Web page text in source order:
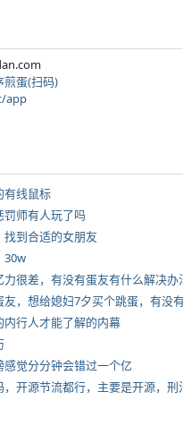
煎蛋(扫码)
app
有线鼠标
师有人玩了吗
到合适的女朋友
30w
很差，有没有蛋友有什么解决办
行人才能了解的内幕
觉分分钟会错过一个亿